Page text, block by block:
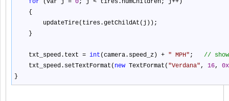
for (var j = 0; j < tires.numChildren; j++ )
{
updateTire(tires.getChildAt(j));
}
txt_speed.text = int (camera.speed_z) + " MPH" ; //
txt_speed.setTextFormat( new TextFormat( "Verdana", 16,
}